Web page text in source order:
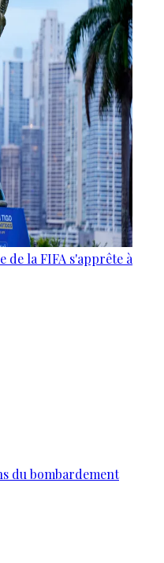
de la FIFA s'apprête à
du bombardement